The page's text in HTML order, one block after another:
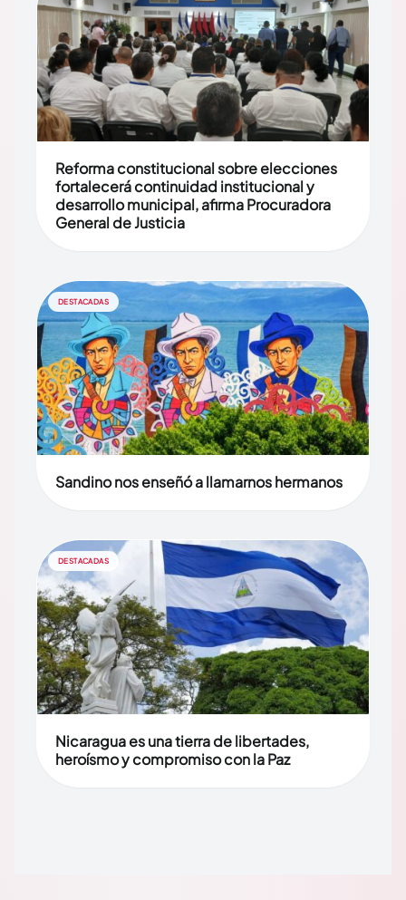
Reforma constitucional sobre elecciones
fortalecerá continuidad institucional y
desarrollo municipal, afirma Procuradora
General de Justicia
DESTACADAS
Sandino nos enseñó a llamarnos hermanos
DESTACADAS
Nicaragua es una tierra de libertades,
heroísmo y compromiso con la Paz